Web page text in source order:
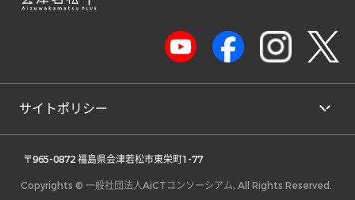
サイトポリシー
〒965-0872 福島県会津若松市東栄町1-77
Copyrights © 一般社団法人AiCTコンソーシアム, All Rights Reserved.